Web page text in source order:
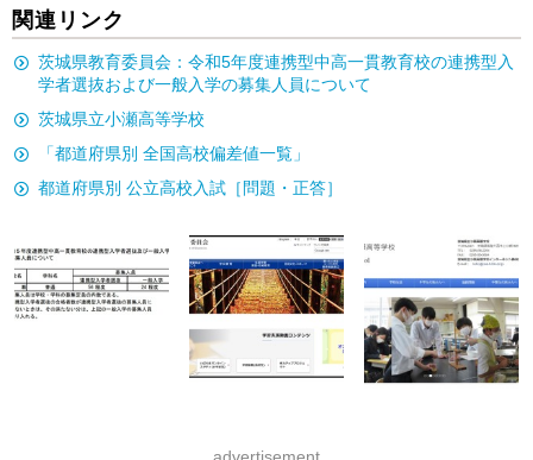
関連リンク
茨城県教育委員会：令和5年度連携型中高一貫教育校の連携型入
学者選抜および一般入学の募集人員について
茨城県立小瀬高等学校
「都道府県別 全国高校偏差値一覧」
都道府県別 公立高校入試［問題・正答］